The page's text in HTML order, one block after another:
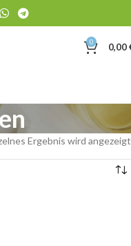
0 0,00
Ergebnis wird angezeigt